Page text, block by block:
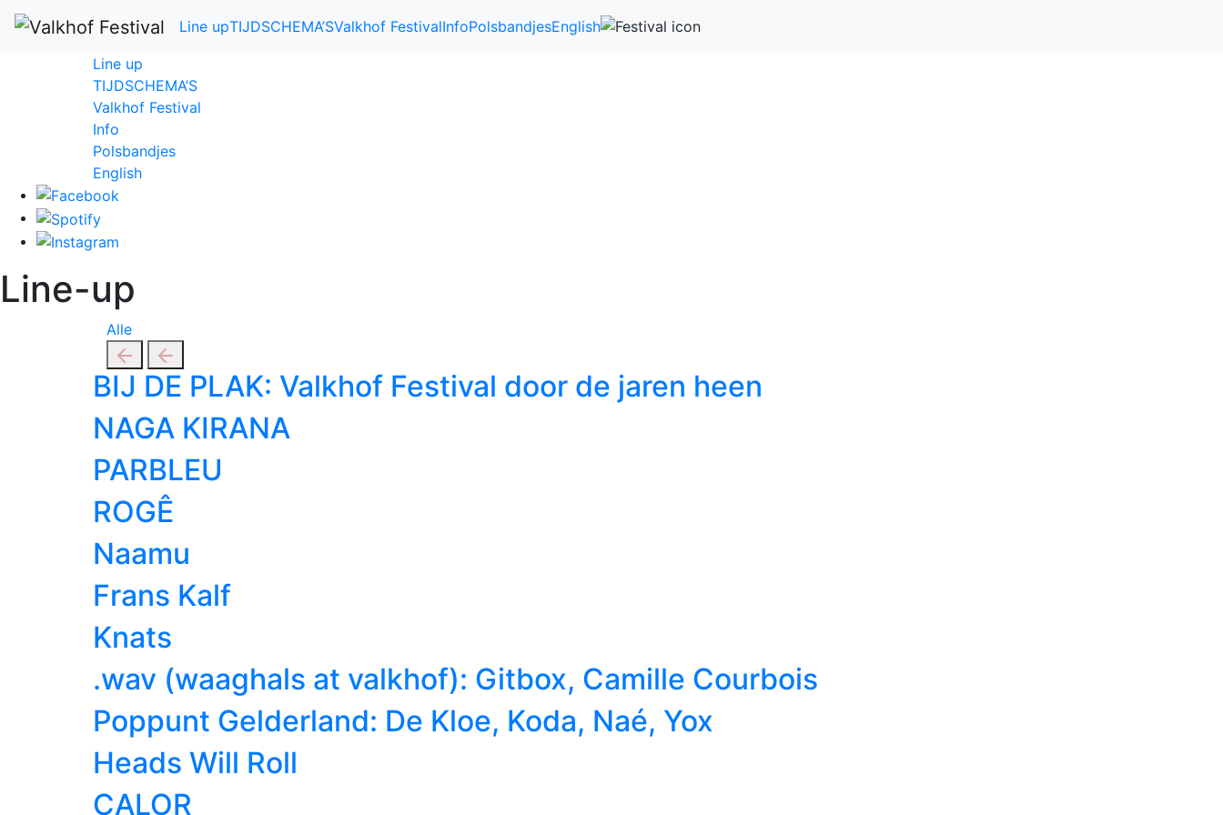
Line upTIJDSCHEMA’SValkhof FestivalInfoPolsbandjesEnglish
Line up
TIJDSCHEMA’S
Valkhof Festival
Info
Polsbandjes
English
Line-up
Alle
BIJ DE PLAK: Valkhof Festival door de jaren heen
NAGA KIRANA
PARBLEU
ROGÊ
Naamu
Frans Kalf
Knats
.wav (waaghals at valkhof): Gitbox, Camille Courbois
Poppunt Gelderland: De Kloe, Koda, Naé, Yox
Heads Will Roll
CALOR